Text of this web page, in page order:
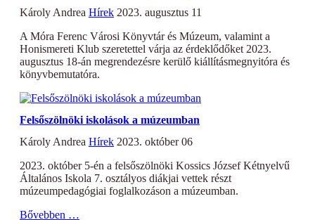
Károly Andrea Hírek 2023. augusztus 11
A Móra Ferenc Városi Könyvtár és Múzeum, valamint a
Honismereti Klub szeretettel várja az érdeklődőket 2023.
augusztus 18-án megrendezésre kerülő kiállításmegnyitóra és
könyvbemutatóra.
Felsőszölnöki iskolások a múzeumban
Károly Andrea Hírek 2023. október 06
2023. október 5-én a felsőszölnöki Kossics József Kétnyelvű
Általános Iskola 7. osztályos diákjai vettek részt
múzeumpedagógiai foglalkozáson a múzeumban.
Bővebben …